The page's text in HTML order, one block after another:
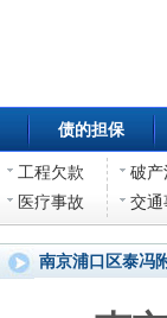
债的担保
工程欠款
破产
医疗事故 交通
南京浦口区泰冯